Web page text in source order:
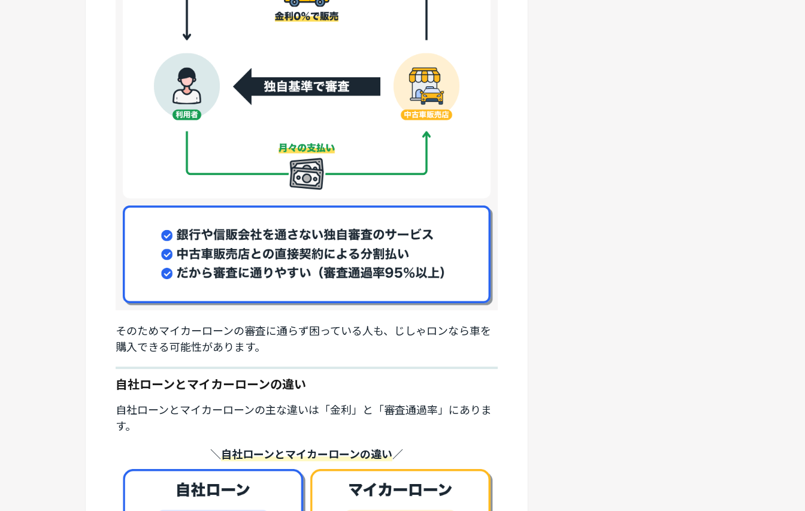
そのためマイカーローンの審査に通らず困っている人も、じしゃロンなら車を
購入できる可能性があります。
自社ローンとマイカーローンの違い
自社ローンとマイカーローンの主な違いは「金利」と「審査通過率」にありま
す。
＼自社ローンとマイカーローンの違い／